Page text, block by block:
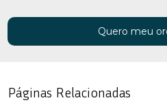
Quero meu
Páginas Relacionadas